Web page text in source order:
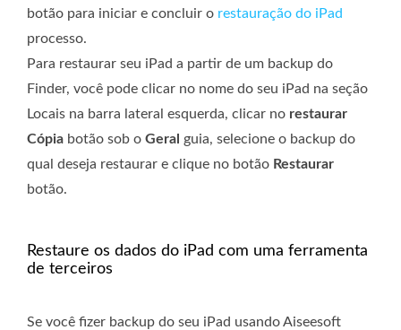
botão para iniciar e concluir o restauração do iPad
processo.
Para restaurar seu iPad a partir de um backup do
Finder, você pode clicar no nome do seu iPad na seção
Locais na barra lateral esquerda, clicar no restaurar
Cópia botão sob o Geral guia, selecione o backup do
qual deseja restaurar e clique no botão Restaurar
botão.
Restaure os dados do iPad com uma ferramenta
de terceiros
Se você fizer backup do seu iPad usando Aiseesoft